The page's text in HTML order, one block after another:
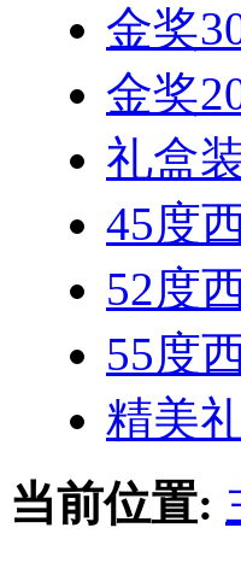
金奖
金奖
礼盒
45度
52度
55度
精美
当前位置: